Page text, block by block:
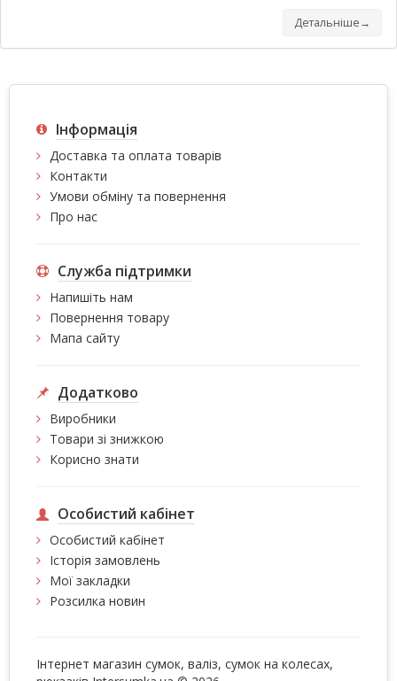
Детальніше→
Інформація
Доставка та оплата товарів
Контакти
Умови обміну та повернення
Про нас
Служба підтримки
Напишіть нам
Повернення товару
Мапа сайту
Додатково
Виробники
Товари зі знижкою
Корисно знати
Особистий кабінет
Особистий кабінет
Історія замовлень
Мої закладки
Розсилка новин
Інтернет магазин сумок, валіз, сумок на колесах,